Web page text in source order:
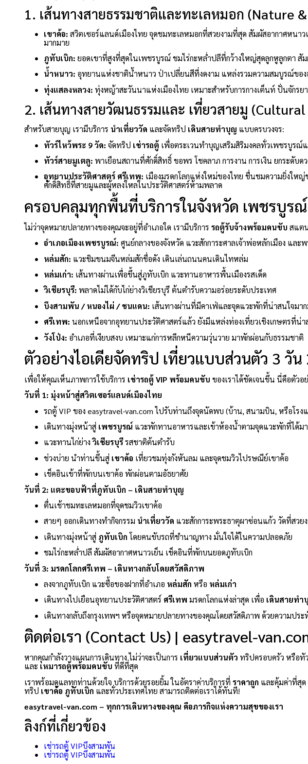
1. เส้นทางสายธรรมชาติและทะเลหมอก (Nature
เขาค้อ: สวิตเซอร์แลนด์เมืองไทย จุดชมทะเลหมอกที่สวยงามที่สุด สัมผัสอากาศหน
มากมาย
ภูทับเบิก: ยอดเขาที่สูงที่สุดในเพชรบูรณ์ ชมไร่กะหล่ำปลีที่กว้างใหญ่สุดลูกหูลูกตา
น้ำหนาว: อุทยานแห่งชาติน้ำหนาว ป่าเปลี่ยนสีที่งดงาม แหล่งรวมความสมบูรณ์ขอ
ทุ่งแสลงหลวง: ทุ่งหญ้าสะวันนาแห่งเมืองไทย เหมาะสำหรับการกางเต็นท์ ปั่นจักร
2. เส้นทางสายวัฒนธรรมและ เที่ยวสายมู
สำหรับสายบุญ เรามีบริการ นำเที่ยววัด และจัดทริป เดินสายทำบุญ แบบครบวงจร:
ทัวร์ไหว้พระ 9 วัด: จัดทริป เช่ารถตู้ เพื่อตระเวนทำบุญเสริมสิริมงคลทั่วเพชรบูรณ์แ
ทัวร์สายมูเตลู: พาเยือนสถานที่ศักดิ์สิทธิ์ ขอพร โชคลาภ การงาน การเงิน ยกระดับด
อุทยานประวัติศาสตร์ ศรีเทพ: เมืองมรดกโลกแห่งใหม่ของไทย ชื่นชมความยิ่งให
ศักดิ์สิทธิ์ที่สายมูและผู้หลงใหลในประวัติศาสตร์ห้ามพลาด
ครอบคลุมทุกพื้นที่บริการในจังหวัด เพชรบูรณ์
ไม่ว่าจุดหมายปลายทางของคุณจะอยู่ที่อำเภอใด เรามีบริการ รถตู้รับจ้างพร้อมคนขับ สแต
อำเภอเมืองเพชรบูรณ์: ศูนย์กลางของจังหวัด แวะสักการะศาลเจ้าพ่อหลักเมือง แล
หล่มสัก: แวะชิมขนมจีนหล่มสักชื่อดัง เดินเล่นถนนคนเดินไทหล่ม
หล่มเก่า: เส้นทางผ่านเพื่อขึ้นสู่ภูทับเบิก แวะทานอาหารพื้นเมืองรสเด็ด
วิเชียรบุรี: พลาดไม่ได้กับไก่ย่างวิเชียรบุรี ต้นตำรับความอร่อยระดับประเทศ
บึงสามพัน / หนองไผ่ / ชนแดน: เส้นทางผ่านที่มีคาเฟ่และจุดแวะพักที่น่าสนใจมา
ศรีเทพ: นอกเหนือจากอุทยานประวัติศาสตร์แล้ว ยังมีแหล่งท่องเที่ยวเชิงเกษตรที่น่า
วังโป่ง: อำเภอที่เงียบสงบ เหมาะแก่การหลีกหนีความวุ่นวาย มาพักผ่อนกับธรรมชาติ
ตัวอย่างไอเดียจัดทริป เที่ยวแบบส่วนตัว 3 วั
เพื่อให้คุณเห็นภาพการใช้บริการ เช่ารถตู้ VIP พร้อมคนขับ ของเราได้ชัดเจนขึ้น นี่คือตัว
วันที่ 1: มุ่งหน้าสู่สวิตเซอร์แลนด์เมืองไทย
รถตู้ VIP ของ easytravel-van.com ไปรับท่านถึงจุดนัดพบ (บ้าน, สนามบิน, หรือโรง
เดินทางมุ่งหน้าสู่ เพชรบูรณ์ แวะพักทานอาหารและเข้าห้องน้ำตามจุดแวะพักที่ได้ม
แวะทานไก่ย่างวิเชียรบุรีรสชาติต้นตำรับ
ช่วงบ่าย นำท่านขึ้นสู่ เขาค้อ เที่ยวชมทุ่งกังหันลม และจุดชมวิวไปรษณีย์เขาค้อ
เช็คอินเข้าที่พักบนเขาค้อ พักผ่อนตามอัธยาศัย
วันที่ 2: แตะขอบฟ้าที่ภูทับเบิก – เดินสายทำบุญ
ตื่นเช้าชมทะเลหมอกที่จุดชมวิวเขาค้อ
สายๆ ออกเดินทางทำกิจกรรม นำเที่ยววัด แวะสักการะพระธาตุผาซ่อนแก้ว วัดที่สวย
เดินทางมุ่งหน้าสู่ ภูทับเบิกโดยคนขับรถที่ชำนาญทาง มั่นใจได้ในความปลอดภัย
ชมไร่กะหล่ำปลี สัมผัสอากาศหนาวเย็น เช็คอินที่พักบนยอดภูทับเบิก
วันที่ 3: มรดกโลกศรีเทพ – เดินทางกลับโดยสวัสดิภาพ
ลงจากภูทับเบิก แวะซื้อของฝากที่อำเภอ หล่มสัก หรือ หล่มเก่า
เดินทางไปเยือนอุทยานประวัติศาสตร์ ศรีเทพ มรดกโลกแห่งล่าสุด เพื่อ เดินสายทำ
เดินทางกลับถึงกรุงเทพฯ หรือจุดหมายปลายทางของคุณโดยสวัสดิภาพ ด้วยความประ
ติดต่อเรา (Contact Us) | easytravel-
หากคุณกำลังวางแผนการเดินทาง ไม่ว่าจะเป็นการ เที่ยวแบบส่วนตัว ทริปครอบครัว หรือทั
และ เหมารถตู้พร้อมคนขับ ที่ดีที่สุด
เราพร้อมดูแลทุกท่านด้วยใจ บริการด้วยรอยยิ้ม ในอัตราค่าบริการที่ ราคาถูก และคุ้มค่าที่สุด
ทริป เขาค้อ ภูทับเบิก และทั่วประเทศไทย สามารถติดต่อเราได้ทันที!
easytravel-van.com – ทุกการเดินทางของคุณ คือภารกิจแห่งความสุขของเรา
ลิงก์ที่เกี่ยวข้อง
เช่ารถตู้ VIPบึงสามพัน
เช่ารถตู้ VIPบึงสามพัน